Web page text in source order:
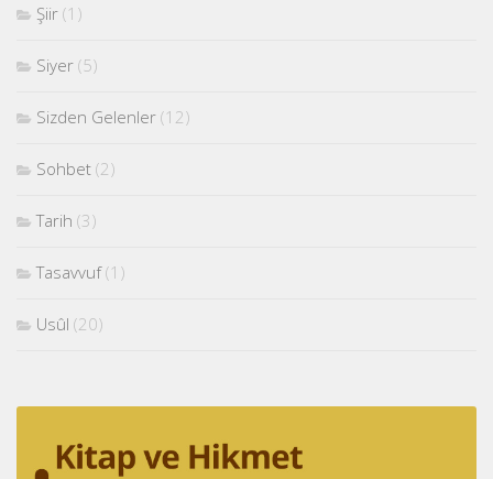
Şiir (1)
Siyer (5)
Sizden Gelenler (12)
Sohbet (2)
Tarih (3)
Tasavvuf(1)
Usûl (20)